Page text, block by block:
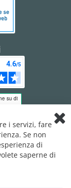
i servizi, fare
Se non
di
saperne di